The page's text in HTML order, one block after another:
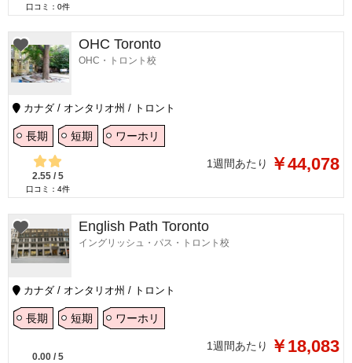
口コミ： 0件
OHC Toronto
OHC・トロント校
カナダ / オンタリオ州 / トロント
長期 短期 ワーホリ
2.55 / 5
口コミ： 4件
1週間あたり ￥44,078
English Path Toronto
イングリッシュ・パス・トロント校
カナダ / オンタリオ州 / トロント
長期 短期 ワーホリ
0.00 / 5
1週間あたり ￥18,083